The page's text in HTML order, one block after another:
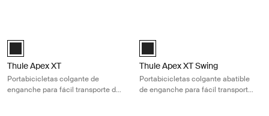
Black (selected)
Thule Apex XT
Portabicicletas colgante de
enganche para fácil transporte de
Thule Apex XT Swing 4 Negro
Thule Apex XT Swing
Portabicicletas colgante abatible
de enganche para fácil transporte